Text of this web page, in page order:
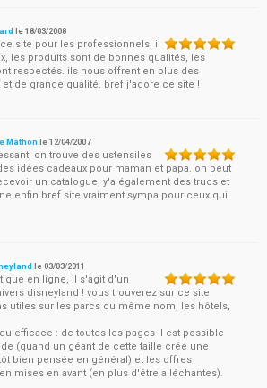
le18/03/2008
site pour les professionnels, il
les produits sont de bonnes qualités, les
respectés. ils nous offrent en plus des
de grande qualité. bref j'adore ce site !
Mathon le12/04/2007
on trouve des ustensiles
idées cadeaux pour maman et papa. on peut
un catalogue, y'a également des trucs et
enfin bref site vraiment sympa pour ceux qui
le03/03/2011
en ligne, il s'agit d'un
disneyland ! vous trouverez sur ce site
utiles sur les parcs du même nom, les hôtels,
: de toutes les pages il est possible
(quand un géant de cette taille crée une
bien pensée en général) et les offres
mises en avant (en plus d'être alléchantes).